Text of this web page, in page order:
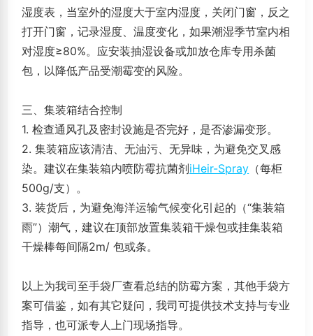
湿度表，当室外的湿度大于室内湿度，关闭门窗，反之
打开门窗，记录湿度、温度变化，如果潮湿季节室内相
对湿度≥80%。应安装抽湿设备或加放仓库专用杀菌
包，以降低产品受潮霉变的风险。
三、集装箱结合控制
1. 检查通风孔及密封设施是否完好，是否渗漏变形。
2. 集装箱应该清洁、无油污、无异味，为避免交叉感
染。建议在集装箱内喷防霉抗菌剂iHeir-Spray （每柜
500g/支）。
3. 装货后，为避免海洋运输气候变化引起的（“集装箱
雨”）潮气，建议在顶部放置集装箱干燥包或挂集装箱
干燥棒每间隔2m/ 包或条。
以上为我司至手袋厂查看总结的防霉方案，其他手袋方
案可借鉴，如有其它疑问，我司可提供技术支持与专业
指导，也可派专人上门现场指导。